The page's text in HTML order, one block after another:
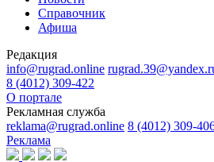
Справочник
Афиша
Редакция
info@rugrad.online
8 (4012) 309-422
О портале
Рекламная служба
reklama@rugrad.online 8 (4012) 309-
Реклама